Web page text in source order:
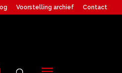
Voorstelling archief Contact